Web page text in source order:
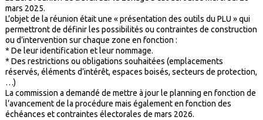
mars 2025.
L’objet de la réunion était une « présentation des outils du PLU » qui
permettront de définir les possibilités ou contraintes de construction
ou d’intervention sur chaque zone en fonction :
* De leur identification et leur nommage.
* Des restrictions ou obligations souhaitées (emplacements
réservés, éléments d’intérêt, espaces boisés, secteurs de protection,
…)
La commission a demandé de mettre à jour le planning en fonction de
l’avancement de la procédure mais également en fonction des
échéances et contraintes électorales de mars 2026.